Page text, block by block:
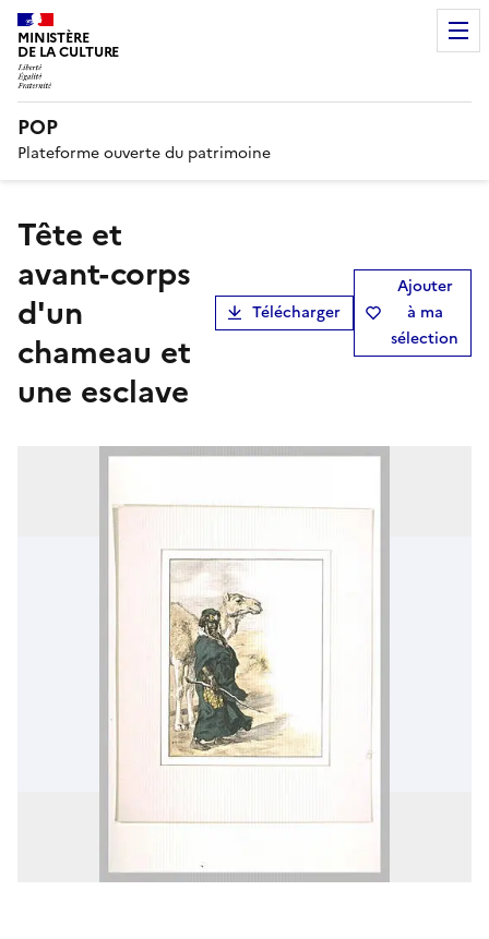
MINISTÈRE
DE LA CULTURE
POP
Plateforme ouverte du patrimoine
Tête et
avant-corps
d'un
chameau et
une esclave
Télécharger
Ajouter
à ma
sélection